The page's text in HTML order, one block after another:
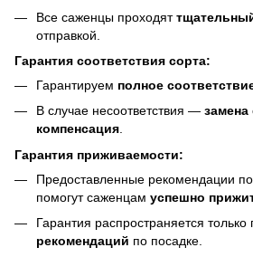
Все саженцы проходят
отправкой.
Гарантия соответствия сорта:
Гарантируем полное
В случае несоответствия — замена
компенсация.
Гарантия приживаемости:
Предоставленные рекомендации
помогут саженцам успешно
Гарантия распространяется только
рекомендаций по посадке.